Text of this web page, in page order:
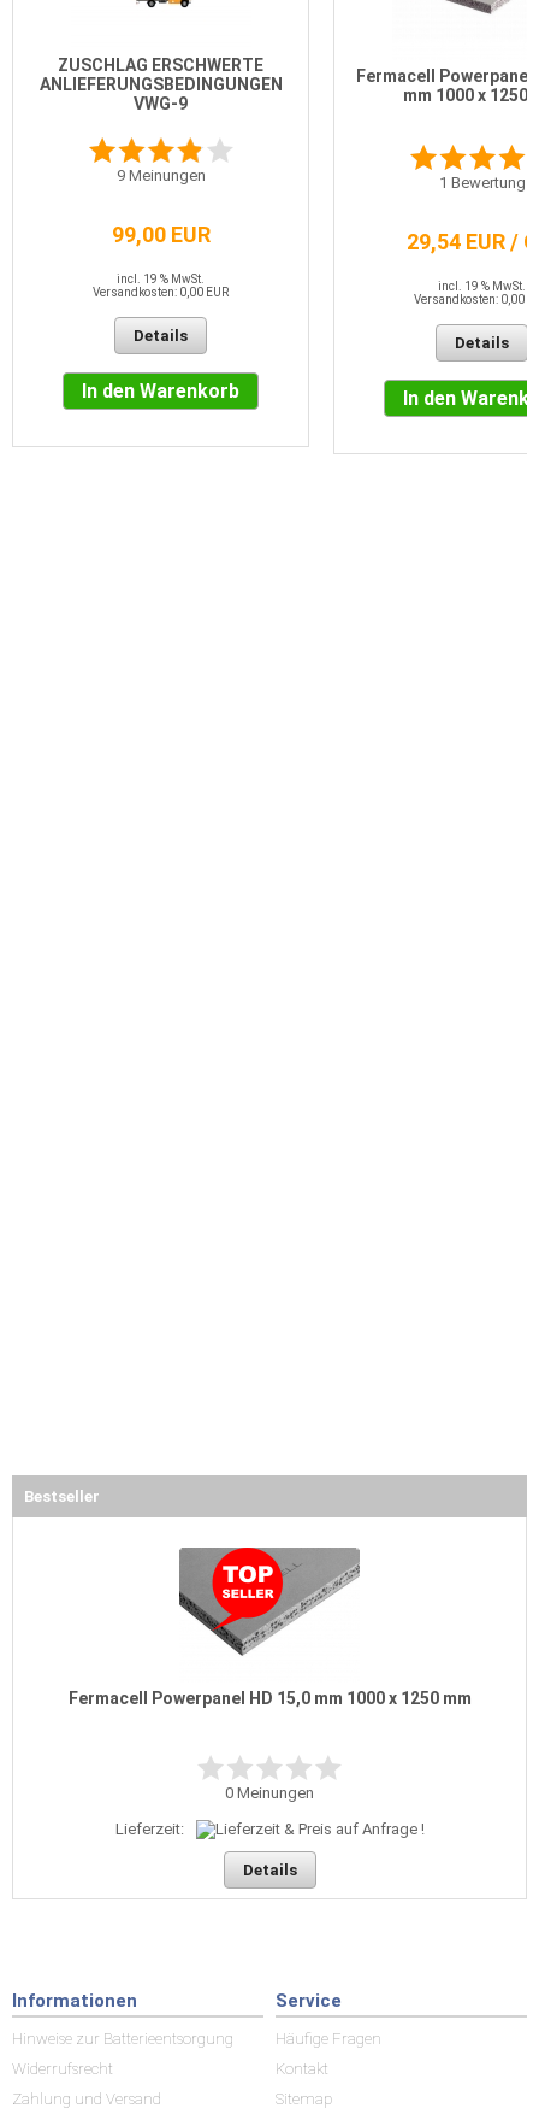
ZUSCHLAG ERSCHWERTE
ANLIEFERUNGSBEDINGUNGEN
VWG-9
9Meinungen
99,00 EUR
incl. 19 % MwSt.
Versandkosten: 0,00 EUR
Details
In den Warenkorb
Fermacell Powerpanel
mm 1000 x 1250
1 Bewertung
29,54 EUR /
incl. 19 % MwSt.
Versandkosten: 0,00
Details
In den
Bestseller
Fermacell Powerpanel HD 15,0 mm 1000 x 1250 mm
0 Meinungen
Lieferzeit:
Details
Informationen
Hinweise zur Batterieentsorgung
Widerrufsrecht
Zahlung und Versand
Service
Häufige Fragen
Kontakt
Sitemap